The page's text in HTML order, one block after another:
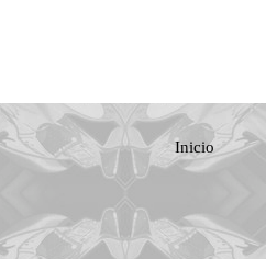
Inicio